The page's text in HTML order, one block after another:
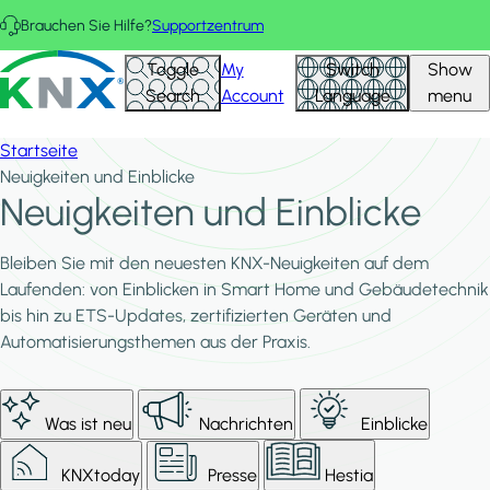
Direkt zum Inhalt
Brauchen Sie Hilfe?Supportzentrum
KNX - Homepage Toggle
Search
My
Account
Switch
Language
Show
menu
Startseite
Neuigkeiten und Einblicke
Neuigkeiten und Einblicke
Bleiben Sie mit den neuesten KNX-Neuigkeiten auf dem
Laufenden: von Einblicken in Smart Home und Gebäudetechnik
bis hin zu ETS-Updates, zertifizierten Geräten und
Automatisierungsthemen aus der Praxis.
Was ist neu Nachrichten Einblicke
KNXtoday Presse Hestia